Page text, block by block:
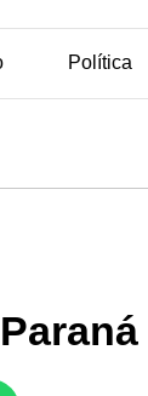
Política